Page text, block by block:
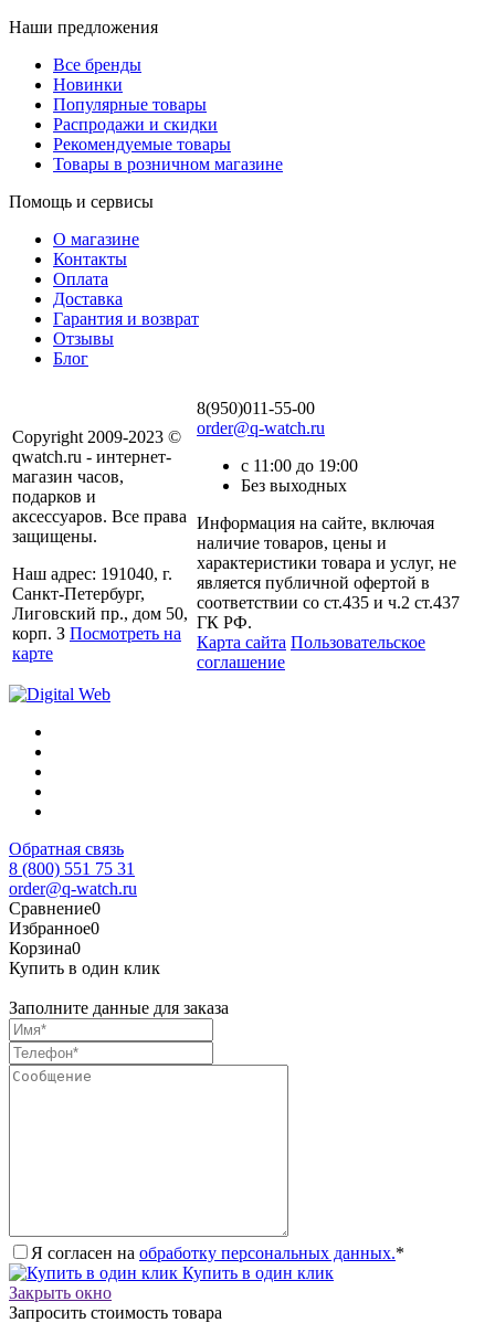
Наши предложения
Все бренды
Новинки
Популярные товары
Распродажи и скидки
Рекомендуемые товары
Товары в розничном магазине
Помощь и сервисы
О магазине
Контакты
Оплата
Доставка
Гарантия и возврат
Отзывы
Блог
Copyright 2009-2023 ©
qwatch.ru - интернет-
магазин часов,
подарков и
аксессуаров. Все права
защищены.
Наш адрес: 191040, г.
Санкт-Петербург,
Лиговский пр., дом 50,
корп. З Посмотреть на
карте
8(950)011-55-00
order@q-watch.ru
с 11:00 до 19:00
Без выходных
Информация на сайте, включая
наличие товаров, цены и
характеристики товара и услуг, не
является публичной офертой в
соответствии со ст.435 и ч.2 ст.437
ГК РФ.
Карта сайта Пользовательское
соглашение
Обратная связь
8 (800) 551 75 31
order@q-watch.ru
Сравнение0
Избранное0
Корзина0
Купить в один клик
Заполните данные для заказа
Я согласен на обработку персональных данных.*
Купить в один клик
Закрыть окно
Запросить стоимость товара